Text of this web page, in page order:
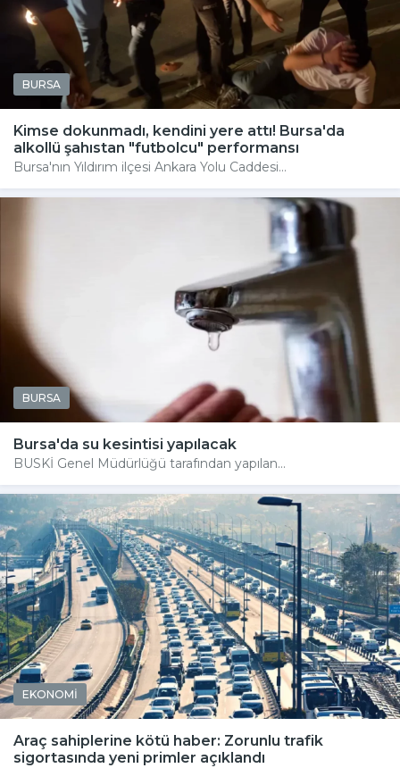
BURSA
Kimse dokunmadı, kendini yere attı! Bursa'da
alkollü şahıstan "futbolcu" performansı
Bursa'nın Yıldırım ilçesi Ankara Yolu Caddesi...
BURSA
Bursa'da su kesintisi yapılacak
BUSKİ Genel Müdürlüğü tarafından yapılan...
EKONOMİ
Araç sahiplerine kötü haber: Zorunlu trafik
sigortasında yeni primler açıklandı